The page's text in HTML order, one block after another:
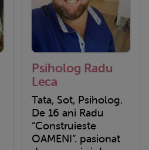
Psiholog Radu
Leca
Tata, Sot, Psiholog.
De 16 ani Radu
“Construieste
OAMENI”. pasionat